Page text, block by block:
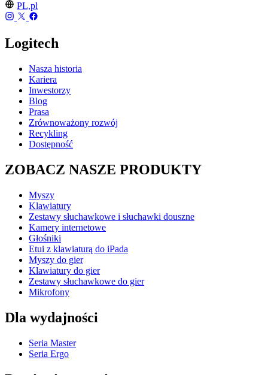
PL,pl
Logitech
Nasza historia
Kariera
Inwestorzy
Blog
Prasa
Zrównoważony rozwój
Recykling
Dostępność
ZOBACZ NASZE PRODUKTY
Myszy
Klawiatury
Zestawy słuchawkowe i słuchawki douszne
Kamery internetowe
Głośniki
Etui z klawiaturą do iPada
Myszy do gier
Klawiatury do gier
Zestawy słuchawkowe do gier
Mikrofony
Dla wydajności
Seria Master
Seria Ergo